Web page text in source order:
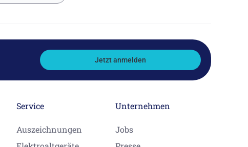
Jetzt anmelden
Service
Auszeichnungen
Unternehmen
Jobs